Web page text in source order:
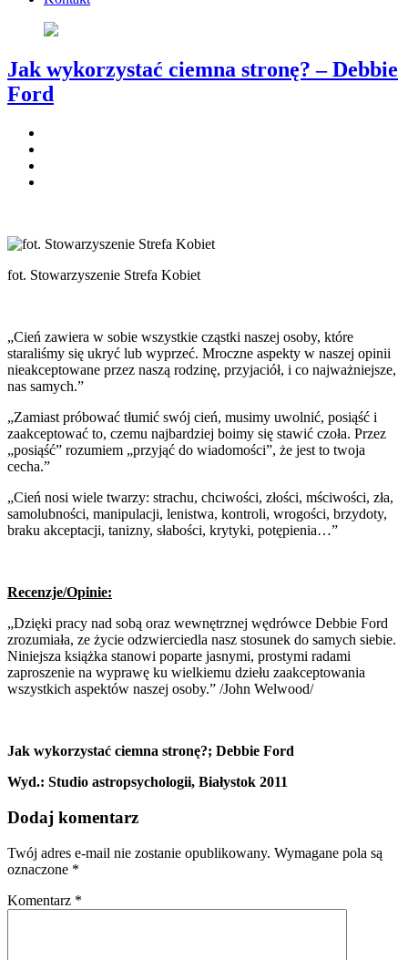
Jak wykorzystać ciemna stronę? – Debbie
Ford
fot. Stowarzyszenie Strefa Kobiet
„Cień zawiera w sobie wszystkie cząstki naszej osoby, które
staraliśmy się ukryć lub wyprzeć. Mroczne aspekty w naszej opinii
nieakceptowane przez naszą rodzinę, przyjaciół, i co najważniejsze,
nas samych.”
„Zamiast próbować tłumić swój cień, musimy uwolnić, posiąść i
zaakceptować to, czemu najbardziej boimy się stawić czoła. Przez
„posiąść” rozumiem „przyjąć do wiadomości”, że jest to twoja
cecha.”
„Cień nosi wiele twarzy: strachu, chciwości, złości, mściwości, zła,
samolubności, manipulacji, lenistwa, kontroli, wrogości, brzydoty,
braku akceptacji, tanizny, słabości, krytyki, potępienia…”
Recenzje/Opinie:
„Dzięki pracy nad sobą oraz wewnętrznej wędrówce Debbie Ford
zrozumiała, ze życie odzwierciedla nasz stosunek do samych siebie.
Niniejsza książka stanowi poparte jasnymi, prostymi radami
zaproszenie na wyprawę ku wielkiemu dziełu zaakceptowania
wszystkich aspektów naszej osoby.” /John Welwood/
Jak wykorzystać ciemna stronę?; Debbie Ford
Wyd.: Studio astropsychologii, Białystok 2011
Dodaj komentarz
Twój adres e-mail nie zostanie opublikowany. Wymagane pola są
oznaczone *
Komentarz *